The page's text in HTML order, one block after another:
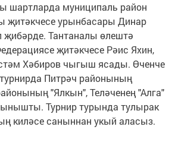
шартларда муниципаль район
җитәкчесе урынбасары Динар
җибәрде. Тантаналы өлештә
җитәкчесе Рәис Яхин,
Хәбиров чыгыш ясады. Өченче
Питрәч районының
"Ялкын", Теләченең "Алга"
Турнир турында тулырак
киләсе саныннан укый аласыз.